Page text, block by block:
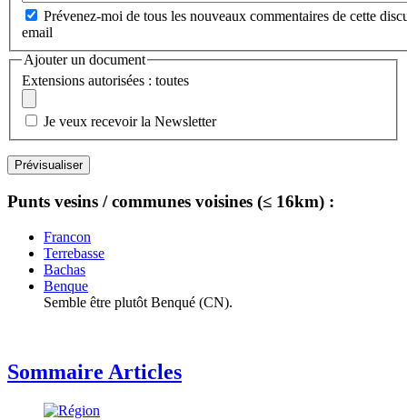
Prévenez-moi de tous les nouveaux commentaires de cette
email
Ajouter un document
Extensions autorisées : toutes
Je veux recevoir la Newsletter
Punts vesins / communes voisines (≤ 16km) :
Francon
Terrebasse
Bachas
Benque
Semble être plutôt Benqué (CN).
Sommaire Articles